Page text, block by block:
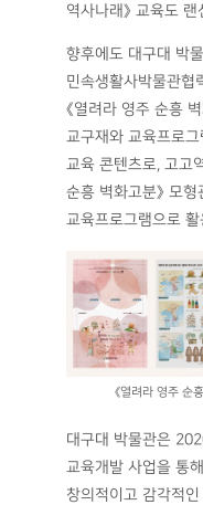
역사나래》 교육도
향후에도 대구대 박
민속생활사박물관협
《열려라 영주 순흥
교구재와 교육프로
교육 콘텐츠로, 고고
순흥 벽화고분》 모
교육프로그램으로
《열려라 영주 순
대구대 박물관은
교육개발 사업을 통
창의적이고 감각적